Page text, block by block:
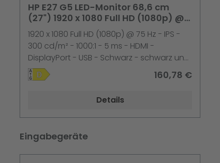
HP E27 G5 LED-Monitor 68,6 cm
(27") 1920 x 1080 Full HD (1080p) @
75 Hz IPS
1920 x 1080 Full HD (1080p) @ 75 Hz - IPS -
300 cd/m² - 1000:1 - 5 ms - HDMI -
DisplayPort - USB - Schwarz - schwarz und
silber (Ständer)
160,78 €
Details
Produktgalerie überspringen
Eingabegeräte